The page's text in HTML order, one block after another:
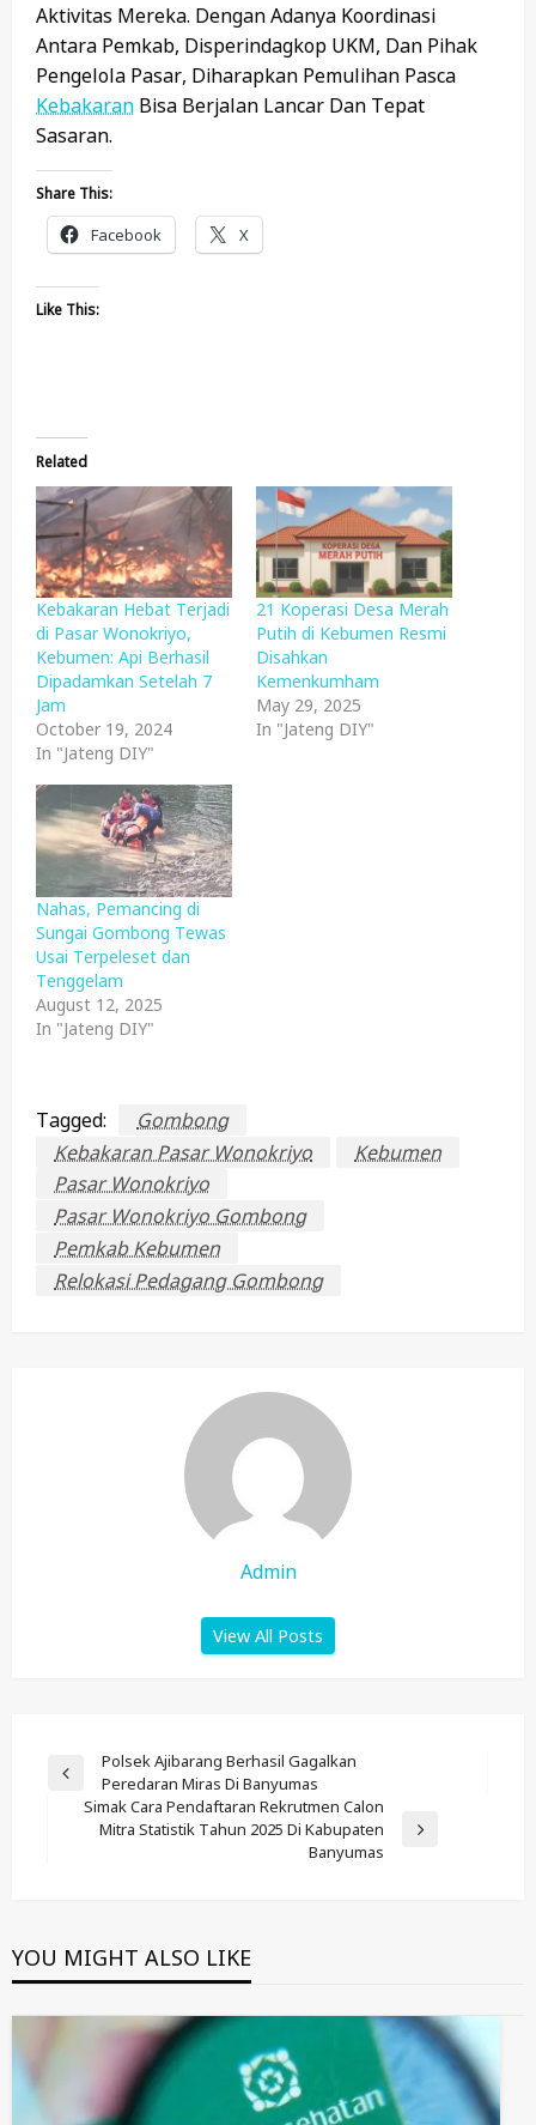
Aktivitas Mereka. Dengan Adanya Koordinasi
Antara Pemkab, Disperindagkop UKM, Dan Pihak
Pengelola Pasar, Diharapkan Pemulihan Pasca
Kebakaran Bisa Berjalan Lancar Dan Tepat
Sasaran.
Share This:
Facebook X
Like This:
Related
Kebakaran Hebat Terjadi
di Pasar Wonokriyo,
Kebumen: Api Berhasil
Dipadamkan Setelah 7
Jam
October 19, 2024
In "Jateng DIY"
21 Koperasi Desa Merah
Putih di Kebumen Resmi
Disahkan
Kemenkumham
May 29, 2025
In "Jateng DIY"
Nahas, Pemancing di
Sungai Gombong Tewas
Usai Terpeleset dan
Tenggelam
August 12, 2025
In "Jateng DIY"
Tagged:
Gombong
Kebakaran Pasar Wonokriyo
Kebumen
Pasar Wonokriyo
Pasar Wonokriyo Gombong
Pemkab Kebumen
Relokasi Pedagang Gombong
Admin
View All Posts
Post
Navigation
Previous
Polsek Ajibarang Berhasil Gagalkan
Peredaran Miras Di Banyumas
Next
Simak Cara Pendaftaran Rekrutmen Calon
Mitra Statistik Tahun 2025 Di Kabupaten
Banyumas
YOU MIGHT ALSO LIKE